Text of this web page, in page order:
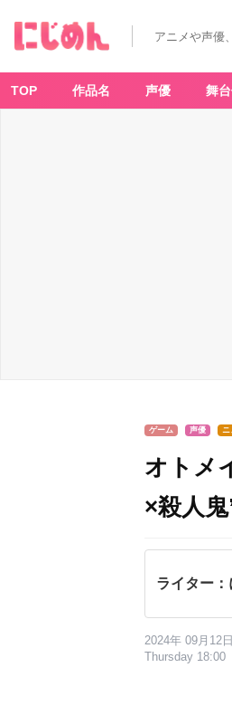
アニメや声優
TOP 作品名 声優 舞
ゲーム 声優 ニ
オトメ
×殺人
ライター
2024年 09月12日
Thursday 18:00